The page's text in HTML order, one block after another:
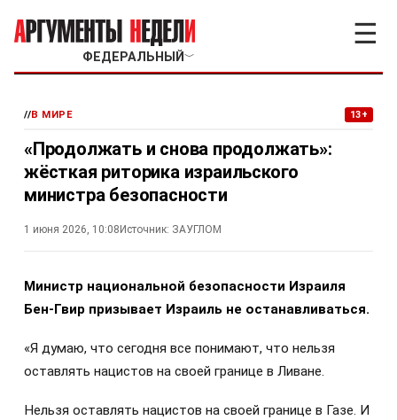
ФЕДЕРАЛЬНЫЙ ﹀
☰
//В МИРЕ 13+
«Продолжать и снова продолжать»:
жёсткая риторика израильского
министра безопасности
1 июня 2026, 10:08 Источник: ЗАУГЛОМ
Министр национальной безопасности Израиля
Бен-Гвир призывает Израиль не останавливаться.
«Я думаю, что сегодня все понимают, что нельзя
оставлять нацистов на своей границе в Ливане.
Нельзя оставлять нацистов на своей границе в Газе. И